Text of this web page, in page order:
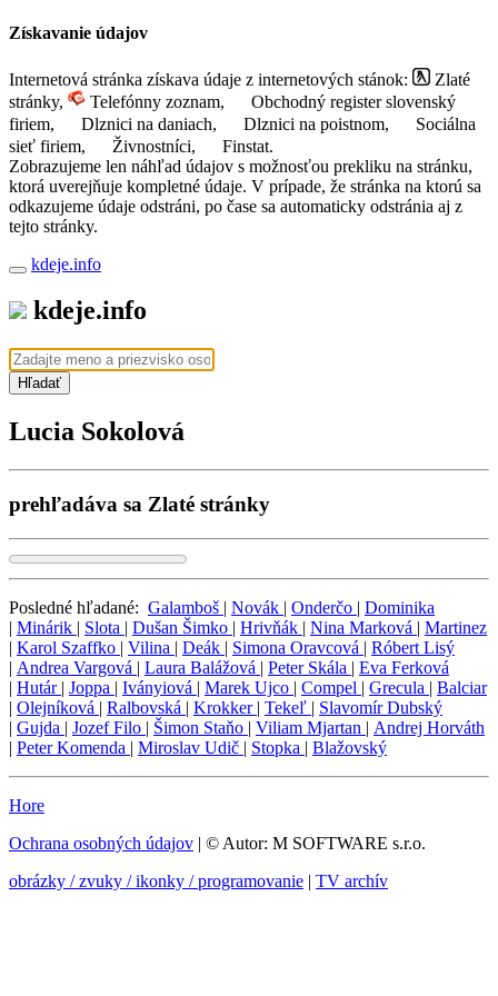
Získavanie údajov
Internetová stránka získava údaje z internetových stánok:
Zlaté
stránky,
Telefónny zoznam,
Obchodný register slovenský
firiem,
Dlznici na daniach, Dlznici na poistnom,
Sociálna
sieť firiem,
Živnostníci,
Finstat.
Zobrazujeme len náhľad údajov s možnosťou prekliku na stránku,
ktorá uverejňuje kompletné údaje. V prípade, že stránka na ktorú sa
odkazujeme údaje odstráni, po čase sa automaticky odstránia aj z
tejto stránky.
kdeje.info
kdeje.info
Hľadať
Lucia Sokolová
prehľadáva sa Zlaté stránky
Posledné hľadané: Galamboš | Novák | Onderčo | Dominika
| Minárik | Slota | Dušan Šimko | Hrivňák | Nina Marková | Martinez
| Karol Szaffko | Vilina | Deák | Simona Oravcová | Róbert Lisý
| Andrea Vargová | Laura Balážová | Peter Skála | Eva Ferková
| Hutár | Joppa | Iványiová | Marek Ujco | Compel | Grecula | Balciar
| Olejníková | Ralbovská | Krokker | Tekeľ | Slavomír Dubský
| Gujda | Jozef Filo | Šimon Staňo | Viliam Mjartan | Andrej Horváth
| Peter Komenda | Miroslav Udič | Stopka | Blažovský
Hore
Ochrana osobných údajov | © Autor: M SOFTWARE s.r.o.
obrázky / zvuky / ikonky / programovanie | TV archív